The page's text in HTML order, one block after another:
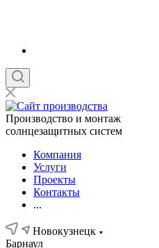
Производство и монтаж
солнцезащитных систем
Компания
Услуги
Проекты
Контакты
...
Новокузнецк
Барнаул